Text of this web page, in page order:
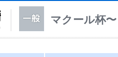
マクール杯